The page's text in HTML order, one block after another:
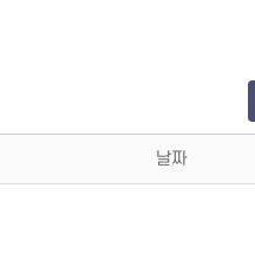
날짜